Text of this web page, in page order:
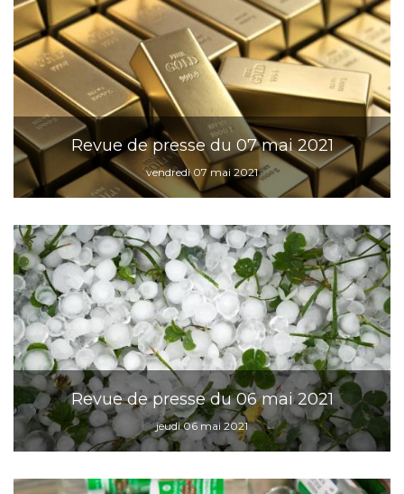
Revue de presse du 07 mai 2021
vendredi 07 mai 2021
Revue de presse du 06 mai 2021
jeudi 06 mai 2021